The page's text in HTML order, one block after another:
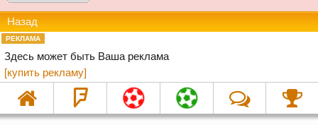
Назад
РЕКЛАМА
Здесь может быть Ваша реклама
[купить рекламу]